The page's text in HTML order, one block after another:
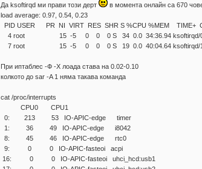
Да ksoftirqd ми прави този дерт
в момента онлайн са 670
load average: 0.97, 0.54, 0.23
PID USER PR NI VIRT RES SHR S %CPU %MEM TIME+
4 root 15 -5 0 0 0 S 34 0.0 34:36.94 ksoftirqd/
7 root 15 -5 0 0 0 S 19 0.0 40:04.64 ksoftirqd/1
При иптаблес -Ф -Х лоада става на 0.02-0.10
колкото до sar -A 1 няма такава команда
cat /proc/interrupts
CPU0 CPU1
0: 213 53 IO-APIC-edge timer
1: 36 49 IO-APIC-edge i8042
8: 45 46 IO-APIC-edge rtc0
9: 0 0 IO-APIC-fasteoi acpi
16: 0 0 IO-APIC-fasteoi uhci_hcd:usb1